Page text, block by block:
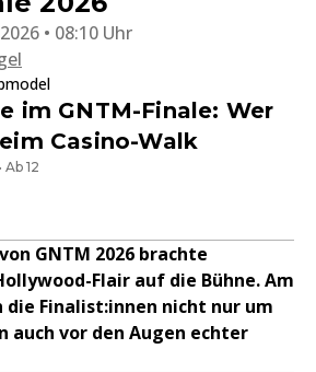
• 08:10 Uhr
im GNTM-Finale: Wer
Casino-Walk
12
GNTM 2026 brachte
Flair auf die Bühne. Am
Finalist:innen nicht nur um
auch vor den Augen echter